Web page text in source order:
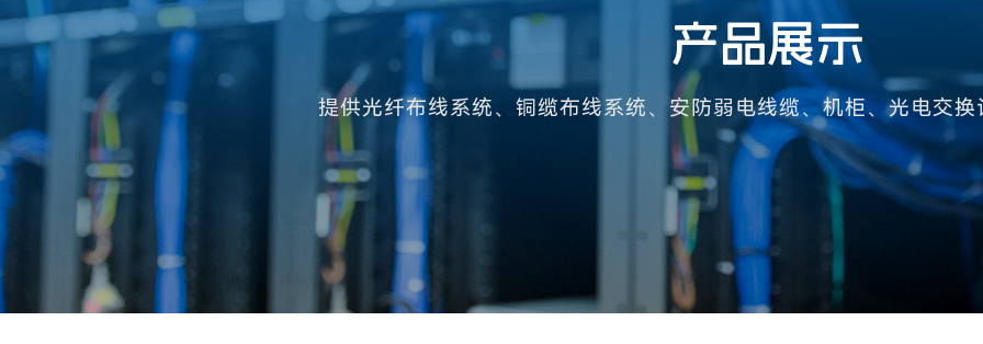
广东赖工通信科技有限公司简称“广东赖工”，源于2004年，成立于2010年，总部位于中国制造名城东莞，光纤安
防网络专家、综合布线解决方案提供商。
企业简介 企业形象 荣誉资质
超六类非屏蔽网
六类屏蔽网络
六类非屏蔽网络
超五类双屏蔽网
网络配件产品系列
光纤光缆产品系列
光纤配件产品系统
安防线缆系列
机柜产品系列
为您提供专业的网络工程布线方案
解决方案 工程案例 应用领域
共赢，是我们的目的
合作客户
实时了解公司近况及网络工程服务行业风向
公司动态 行业资讯 常见问题
欢迎与我们取得联系，我们将竭诚为你服务
联系方式 在线留言
产品展示
提供光纤布线系统、铜缆布线系统、安防弱电线缆、机柜、光电交